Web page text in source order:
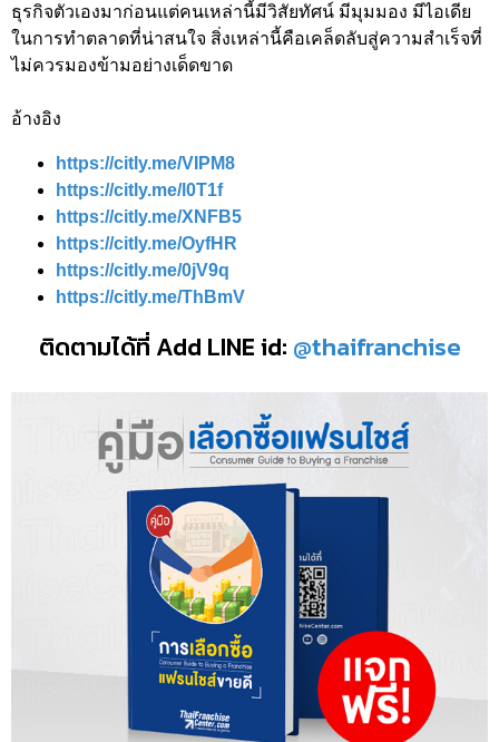
ธุรกิจตัวเองมาก่อนแต่คนเหล่านี้มีวิสัยทัศน์ มีมุมมอง มีไอเดีย
ในการทำตลาดที่น่าสนใจ สิ่งเหล่านี้คือเคล็ดลับสู่ความสำเร็จที่
ไม่ควรมองข้ามอย่างเด็ดขาด
อ้างอิง
https://citly.me/VIPM8
https://citly.me/l0T1f
https://citly.me/XNFB5
https://citly.me/OyfHR
https://citly.me/0jV9q
https://citly.me/ThBmV
ติดตามได้ที่ Add LINE id: @thaifranchise